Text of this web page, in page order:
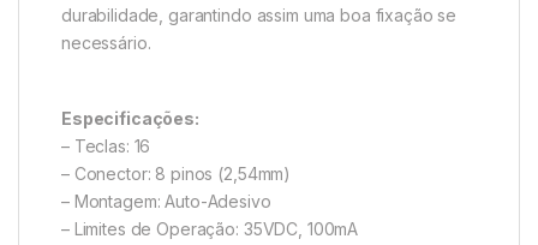
durabilidade, garantindo assim uma boa fixação se
necessário.
Especificações:
– Teclas: 16
– Conector: 8 pinos (2,54mm)
– Montagem: Auto-Adesivo
– Limites de Operação: 35VDC, 100mA